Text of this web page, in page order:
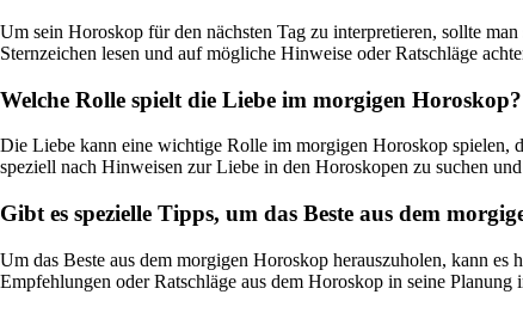
Um sein Horoskop für den nächsten Tag zu interpretieren, sollte
Sternzeichen lesen und auf mögliche Hinweise oder Ratschläge
Welche Rolle spielt die Liebe im morgigen Horoskop?
Die Liebe kann eine wichtige Rolle im morgigen Horoskop spielen,
speziell nach Hinweisen zur Liebe in den Horoskopen zu suchen
Gibt es spezielle Tipps, um das Beste aus dem
Um das Beste aus dem morgigen Horoskop herauszuholen, kann
Empfehlungen oder Ratschläge aus dem Horoskop in seine